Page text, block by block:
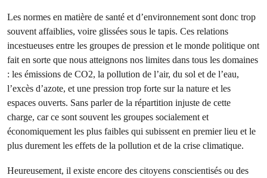
Les normes en matière de santé et d’environnement sont donc trop
souvent affaiblies, voire glissées sous le tapis. Ces relations
incestueuses entre les groupes de pression et le monde politique ont
fait en sorte que nous atteignons nos limites dans tous les domaines
: les émissions de CO2, la pollution de l’air, du sol et de l’eau,
l’excès d’azote, et une pression trop forte sur la nature et les
espaces ouverts. Sans parler de la répartition injuste de cette
charge, car ce sont souvent les groupes socialement et
économiquement les plus faibles qui subissent en premier lieu et le
plus durement les effets de la pollution et de la crise climatique.
Heureusement, il existe encore des citoyens conscientisés ou des